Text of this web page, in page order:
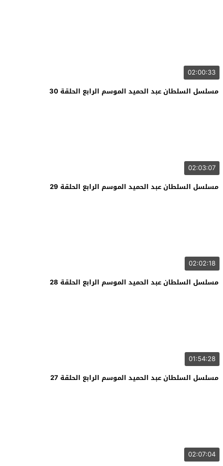
02:00:33
مسلسل السلطان عبد الحميد الموسم الرابع الحلقة 30
02:03:07
مسلسل السلطان عبد الحميد الموسم الرابع الحلقة 29
02:02:18
مسلسل السلطان عبد الحميد الموسم الرابع الحلقة 28
01:54:28
مسلسل السلطان عبد الحميد الموسم الرابع الحلقة 27
02:07:04